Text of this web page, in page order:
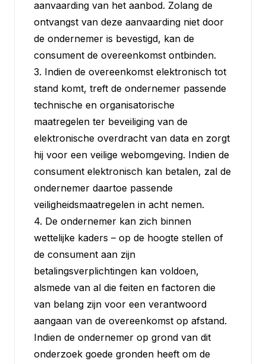
aanvaarding van het aanbod. Zolang de
ontvangst van deze aanvaarding niet door
de ondernemer is bevestigd, kan de
consument de overeenkomst ontbinden.
3. Indien de overeenkomst elektronisch tot
stand komt, treft de ondernemer passende
technische en organisatorische
maatregelen ter beveiliging van de
elektronische overdracht van data en zorgt
hij voor een veilige webomgeving. Indien de
consument elektronisch kan betalen, zal de
ondernemer daartoe passende
veiligheidsmaatregelen in acht nemen.
4. De ondernemer kan zich binnen
wettelijke kaders – op de hoogte stellen of
de consument aan zijn
betalingsverplichtingen kan voldoen,
alsmede van al die feiten en factoren die
van belang zijn voor een verantwoord
aangaan van de overeenkomst op afstand.
Indien de ondernemer op grond van dit
onderzoek goede gronden heeft om de